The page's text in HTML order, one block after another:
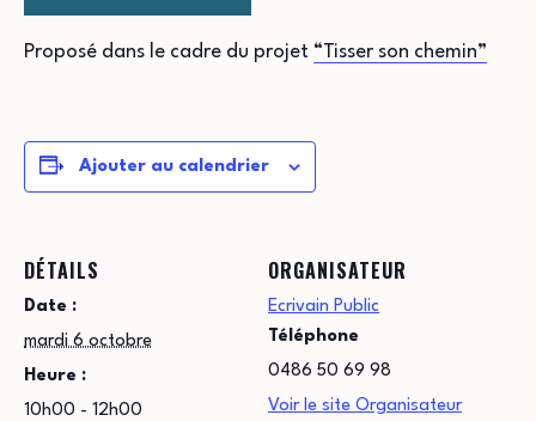
Proposé dans le cadre du projet “Tisser son chemin”
Ajouter au calendrier
DÉTAILS
Date :
mardi 6 octobre
Heure :
10h00 - 12h00
ORGANISATEUR
Ecrivain Public
Téléphone
0486 50 69 98
Voir le site Organisateur